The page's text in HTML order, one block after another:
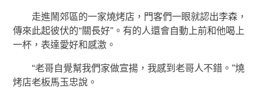
走進鬧郊區的一家燒烤店，門客們一眼就認出李森，
傳來此起彼伏的“關長好”。有的人還會自動上前和他喝上
一杯，表達愛好和感激。
“老哥自覺幫我們家做宣揚，我感到老哥人不錯。”燒
烤店老板馬玉忠說。